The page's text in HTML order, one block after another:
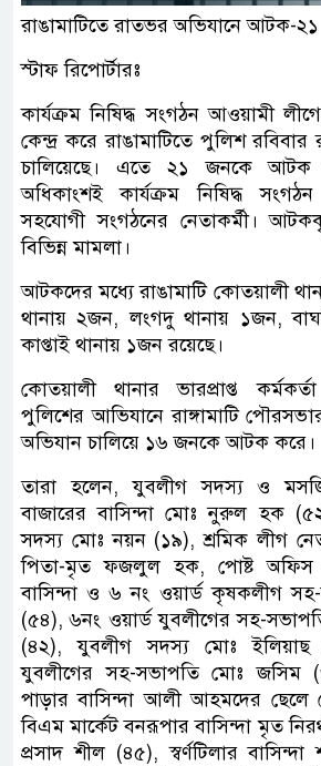
রাঙামাটিতে রাতভর অভিযানে আটক-২১
স্টাফ রিপোর্টারঃ
কার্যক্রম নিষিদ্ধ সংগঠন আওয়ামী
কেন্দ্র করে রাঙামাটিতে পুলিশ
চালিয়েছে। এতে ২১ জনকে আটক
অধিকাংশই কার্যক্রম নিষিদ্ধ
সহযোগী সংগঠনের নেতাকর্মী।
বিভিন্ন মামলা।
আটকদের মধ্যে রাঙামাটি কোতয়ালী
থানায় ২জন, লংগদু থানায় ১জন,
কাপ্তাই থানায় ১জন রয়েছে।
কোতয়ালী থানার ভারপ্রাপ্ত
পুলিশের আভিযানে রাঙ্গামাটি পৌরসভার
অভিযান চালিয়ে ১৬ জনকে আটক করে।
তারা হলেন, যুবলীগ সদস্য ও
বাজারের বাসিন্দা মোঃ নুরুল হক
সদস্য মোঃ নয়ন (১৯), শ্রমিক লীগ
পিতা-মৃত ফজলুল হক, পোষ্ট অফিস
বাসিন্দা ও ৬ নং ওয়ার্ড কৃষকলীগ
(৫৪), ৬নং ওয়ার্ড ‍যুবলীগের সহ-
(৪২), যুবলীগ সদস্য মোঃ ইলিয়াছ
যুবলীগের সহ-সভাপতি মোঃ
পাড়ার বাসিন্দা আলী আহমদের
বিএম মার্কেট বনরূপার বাসিন্দা মৃত
প্রসাদ শীল (৪৫), স্বর্ণটিলার